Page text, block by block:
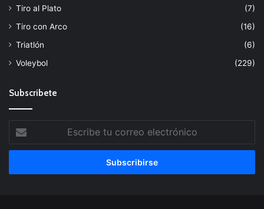
Tiro al Plato
(7)
Tiro con Arco
(16)
Triatlón
(6)
Voleybol
(229)
Subscribete
tu
correo